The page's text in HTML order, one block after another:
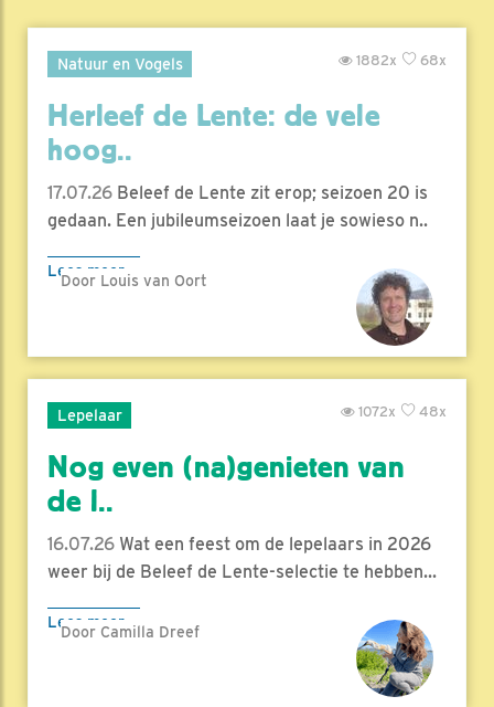
Natuur en Vogels 68x
1882x
Herleef de Lente: de vele
hoog..
17.07.26 Beleef de Lente zit erop; seizoen 20 is
gedaan. Een jubileumseizoen laat je sowieso n..
Lees meer
Door Louis van Oort
Lepelaar 48x
1072x
Nog even (na)genieten van
de l..
16.07.26 Wat een feest om de lepelaars in 2026
weer bij de Beleef de Lente-selectie te hebben...
Lees meer
Door Camilla Dreef